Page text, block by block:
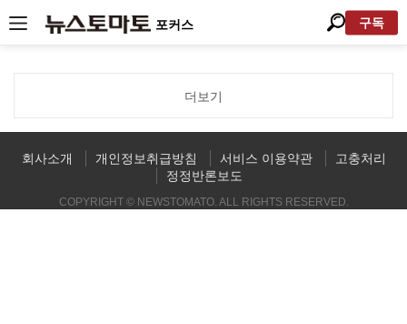
포커스 구독
더보기
회사소개 개인정보취급방침 서비스 이용약관
고충처리
정정반론보도
COPYRIGHT © NEWSTOMATO. ALL RIGHTS RESERVED.